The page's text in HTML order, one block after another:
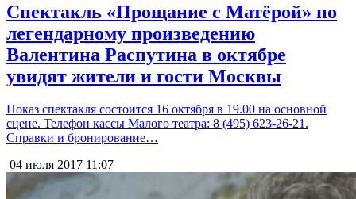
Спектакль «Прощание с Матёрой» по
легендарному произведению
Валентина Распутина в октябре
увидят жители и гости Москвы
Показ спектакля состоится 16 октября в 19.00 на основной
сцене. Телефон кассы Малого театра: 8 (495) 623-26-21.
Справки и бронирование…
04 июля 2017 11:07